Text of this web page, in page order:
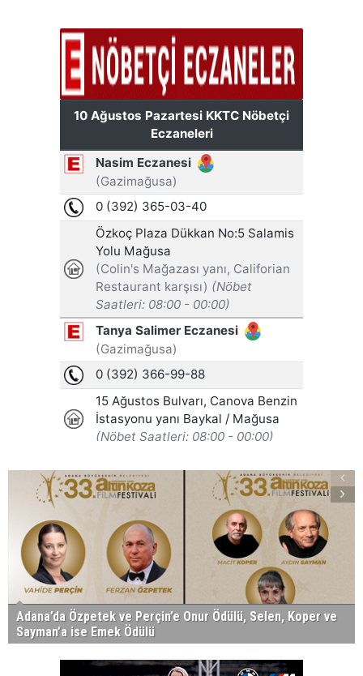
Adana’da Özpetek ve Perçin’e Onur Ödülü, Selen, Koper ve
Sayman’a ise Emek Ödülü